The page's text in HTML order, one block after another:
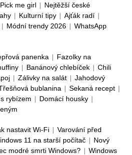
Pick me girl | Nejtěžší české
| Kulturní tipy | Ajťák radí |
| Módní trendy 2026 | WhatsApp
panenka | Fazolky na
| Banánový chlebíček | Chili
| Zálivky na salát | Jahodový
bublanina | Sekaná recept |
rybízem | Domácí housky |
nastavit Wi-Fi | Varování před
11 na starší počítač | Nový
modré smrti Windows? | Windows